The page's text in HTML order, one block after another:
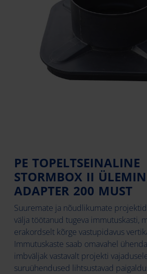
PE TOPELTSEINALINE
STORMBOX II
ADAPTER 200 MUST
Suuremate ja nõudlikumate
välja töötanud tugeva immutuskasti,
erakordselt kõrge vastupidavus
Immutuskaste saab omavahel
imbväljak vastavalt projekti
suruühendused lihtsustavad